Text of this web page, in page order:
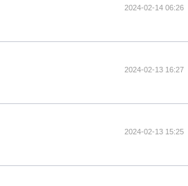
2024-02-14 06:26
2024-02-13 16:27
2024-02-13 15:25